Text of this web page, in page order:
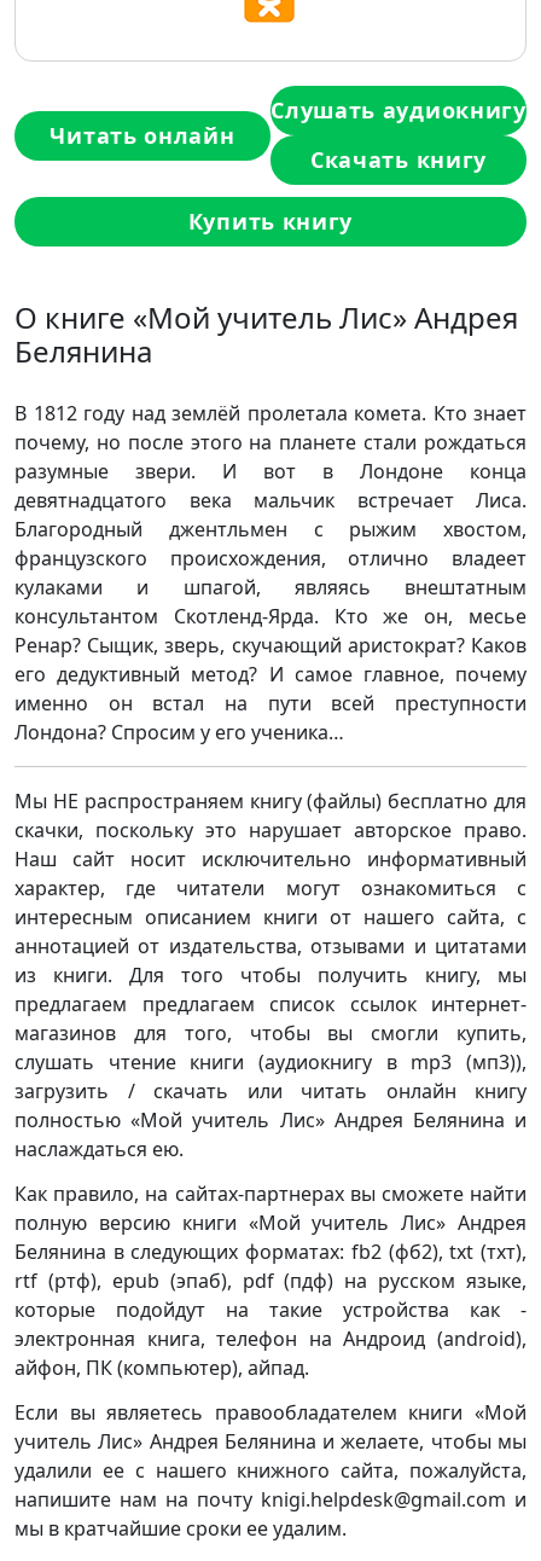
Читать онлайн
Слушать аудиокнигу
Скачать книгу
Купить книгу
О книге «Мой учитель Лис» Андрея
Белянина
В 1812 году над землёй пролетала комета. Кто знает
почему, но после этого на планете стали рождаться
разумные звери. И вот в Лондоне конца
девятнадцатого века мальчик встречает Лиса.
Благородный джентльмен с рыжим хвостом,
французского происхождения, отлично владеет
кулаками и шпагой, являясь внештатным
консультантом Скотленд-Ярда. Кто же он, месье
Ренар? Сыщик, зверь, скучающий аристократ? Каков
его дедуктивный метод? И самое главное, почему
именно он встал на пути всей преступности
Лондона? Спросим у его ученика…
Мы НЕ распространяем книгу (файлы) бесплатно для
скачки, поскольку это нарушает авторское право.
Наш сайт носит исключительно информативный
характер, где читатели могут ознакомиться с
интересным описанием книги от нашего сайта, с
аннотацией от издательства, отзывами и цитатами
из книги. Для того чтобы получить книгу, мы
предлагаем предлагаем список ссылок интернет-
магазинов для того, чтобы вы смогли купить,
слушать чтение книги (аудиокнигу в mp3 (мп3)),
загрузить / скачать или читать онлайн книгу
полностью «Мой учитель Лис» Андрея Белянина и
наслаждаться ею.
Как правило, на сайтах-партнерах вы сможете найти
полную версию книги «Мой учитель Лис» Андрея
Белянина в следующих форматах: fb2 (фб2), txt (тхт),
rtf (ртф), epub (эпаб), pdf (пдф) на русском языке,
которые подойдут на такие устройства как -
электронная книга, телефон на Андроид (android),
айфон, ПК (компьютер), айпад.
Если вы являетесь правообладателем книги «Мой
учитель Лис» Андрея Белянина и желаете, чтобы мы
удалили ее с нашего книжного сайта, пожалуйста,
напишите нам на почту knigi.helpdesk@gmail.com и
мы в кратчайшие сроки ее удалим.